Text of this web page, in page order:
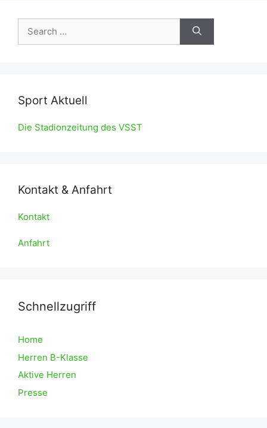
for:
Sport Aktuell
Die Stadionzeitung des VSST
Kontakt & Anfahrt
Kontakt
Anfahrt
Schnellzugriff
Home
Herren B-Klasse
Aktive Herren
Presse